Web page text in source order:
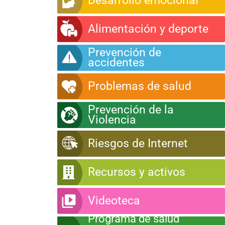
Alimentación y deporte
Prevención de
accidentes
Problemas de salud
Prevención de la
Violencia
Riesgos de Internet
Recursos y activos
Videoteca
Programa de salud